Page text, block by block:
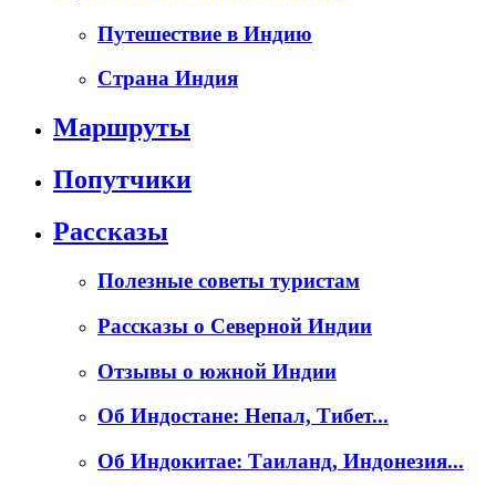
Путешествие в Индию
Страна Индия
Маршруты
Попутчики
Рассказы
Полезные советы туристам
Рассказы о Северной Индии
Отзывы о южной Индии
Об Индостане: Непал, Тибет...
Об Индокитае: Таиланд, Индонезия...